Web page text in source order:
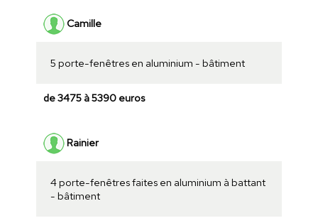
Camille
5 porte-fenêtres en aluminium - bâtiment
de 3475 à 5390 euros
Rainier
4 porte-fenêtres faites en aluminium à battant
- bâtiment